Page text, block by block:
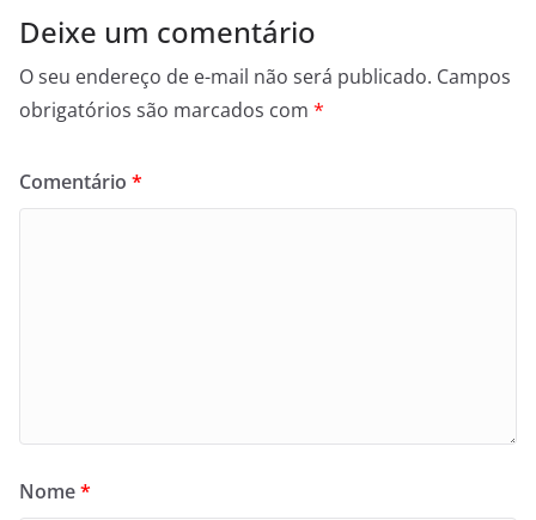
Deixe um comentário
O seu endereço de e-mail não será publicado. Campos
obrigatórios são marcados com *
Comentário *
Nome*